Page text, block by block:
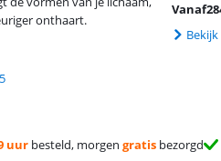
onthaart.
Vanaf
uur besteld, morgen gratis bezorgd